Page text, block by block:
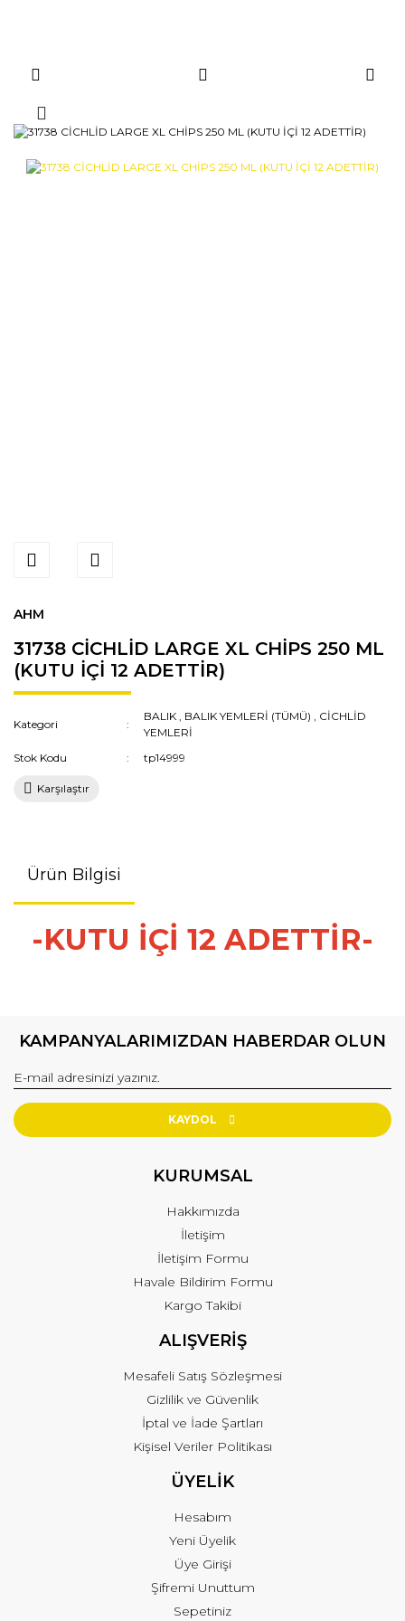
AHM
31738 CİCHLİD LARGE XL CHİPS 250 ML
(KUTU İÇİ 12 ADETTİR)
Kategori
BALIK , BALIK YEMLERİ (TÜMÜ) , CİCHLİD
YEMLERİ
Stok Kodu
tp14999
Karşılaştır
Ürün Bilgisi
-KUTU İÇİ 12 ADETTİR-
KAMPANYALARIMIZDAN HABERDAR OLUN
KAYDOL
KURUMSAL
Hakkımızda
İletişim
İletişim Formu
Havale Bildirim Formu
Kargo Takibi
ALIŞVERİŞ
Mesafeli Satış Sözleşmesi
Gizlilik ve Güvenlik
İptal ve İade Şartları
Kişisel Veriler Politikası
ÜYELİK
Hesabım
Yeni Üyelik
Üye Girişi
Şifremi Unuttum
Sepetiniz